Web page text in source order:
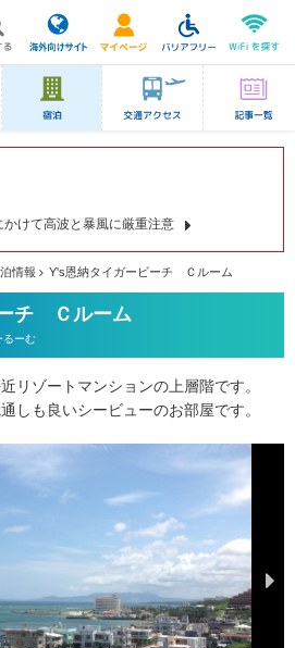
けて高波と暴風に厳重注意
情報 Y's恩納タイガービーチ Ｃルーム
チ Ｃルーム
ーむ
リゾートマンションの上層階です。
しも良いシービューのお部屋です。